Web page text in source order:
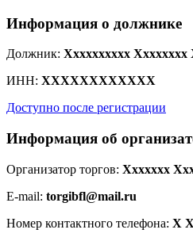
Информация о должнике
Должник: Xxxxxxxxxx Xxxxxxxx
ИНН: XXXXXXXXXXXX
Доступно после регистрации
Информация об
Организатор торгов: Xxxxxxx
E-mail: torgibfl@mail.ru
Номер контактного телефона: X